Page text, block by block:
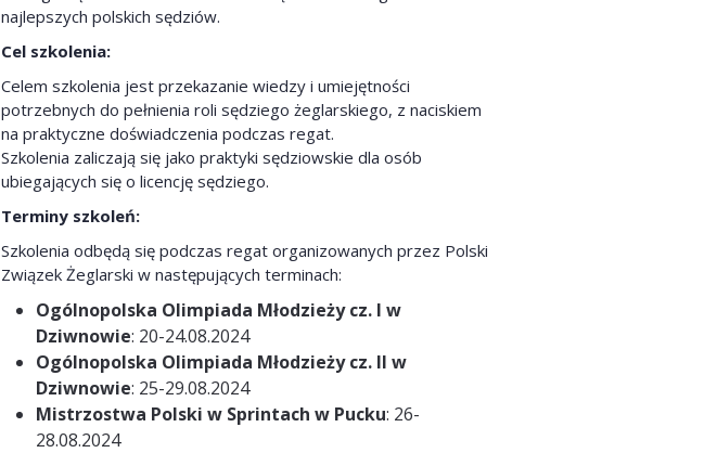
najlepszych polskich sędziów.
Cel szkolenia:
Celem szkolenia jest przekazanie wiedzy i umiejętności
potrzebnych do pełnienia roli sędziego żeglarskiego, z naciskiem
na praktyczne doświadczenia podczas regat.
Szkolenia zaliczają się jako praktyki sędziowskie dla osób
ubiegających się o licencję sędziego.
Terminy szkoleń:
Szkolenia odbędą się podczas regat organizowanych przez Polski
Związek Żeglarski w następujących terminach:
Ogólnopolska Olimpiada Młodzieży cz. I w
Dziwnowie: 20-24.08.2024
Ogólnopolska Olimpiada Młodzieży cz. II w
Dziwnowie: 25-29.08.2024
Mistrzostwa Polski w Sprintach w Pucku: 26-
28.08.2024